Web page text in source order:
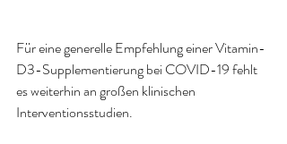
Für eine generelle Empfehlung einer Vitamin-
D3-Supplementierung bei COVID-19 fehlt
es weiterhin an großen klinischen
Interventionsstudien.